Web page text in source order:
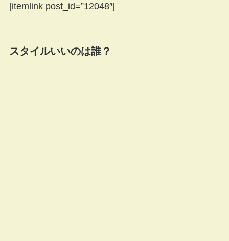
[itemlink post_id=”12048″]
スタイルいいのは誰？